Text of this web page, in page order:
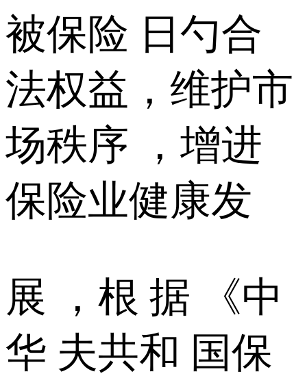
被保险 日勺合
法权益，维护市
场秩序 ，增进
保险业健康发
展 ，根 据 《中
华 夫共和 国保